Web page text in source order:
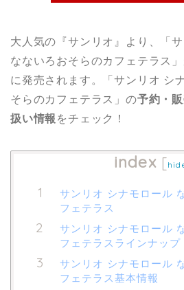
大人気の『サンリオ』より、「
なないろおそらのカフェテラス
に発売されます。「サンリオ シ
そらのカフェテラス」の予約・
扱い情報 をチェック！
index [
サンリオ シナモロール
フェテラス
サンリオ シナモロール
フェテラスラインナップ
サンリオ シナモロール
フェテラス基本情報